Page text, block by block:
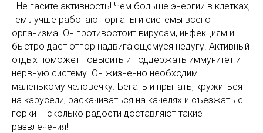
· Не гасите активность! Чем больше энергии в клетках,
тем лучше работают органы и системы всего
организма. Он противостоит вирусам, инфекциям и
быстро дает отпор надвигающемуся недугу. Активный
отдых поможет повысить и поддержать иммунитет и
нервную систему. Он жизненно необходим
маленькому человечку. Бегать и прыгать, кружиться
на карусели, раскачиваться на качелях и съезжать с
горки – сколько радости доставляют такие
развлечения!